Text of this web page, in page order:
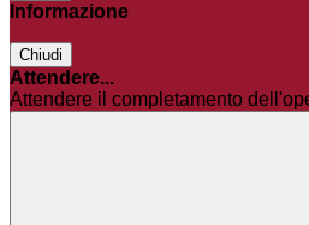
Informazione
Chiudi
Attendere...
Attendere il completamento